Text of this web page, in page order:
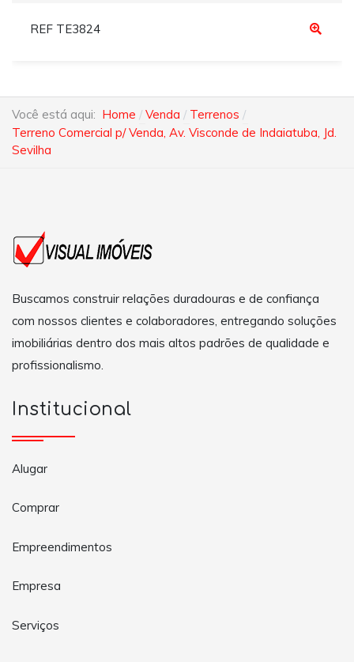
REF TE3824
Você está aqui: Home Venda
Terrenos
Terreno Comercial p/ Venda, Av. Visconde de Indaiatuba, Jd.
Sevilha
Buscamos construir relações duradouras e de confiança
com nossos clientes e colaboradores, entregando soluções
imobiliárias dentro dos mais altos padrões de qualidade e
profissionalismo.
Institucional
Alugar
Comprar
Empreendimentos
Empresa
Serviços